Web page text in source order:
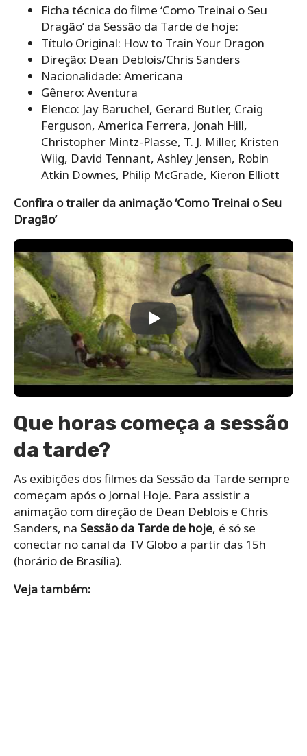
Ficha técnica do filme ‘Como Treinai o Seu
Dragão’ da Sessão da Tarde de hoje:
Título Original: How to Train Your Dragon
Direção: Dean Deblois/Chris Sanders
Nacionalidade: Americana
Gênero: Aventura
Elenco: Jay Baruchel, Gerard Butler, Craig
Ferguson, America Ferrera, Jonah Hill,
Christopher Mintz-Plasse, T. J. Miller, Kristen
Wiig, David Tennant, Ashley Jensen, Robin
Atkin Downes, Philip McGrade, Kieron Elliott
Confira o trailer da animação ‘Como Treinai o Seu
Dragão’
Que horas começa a sessão
da tarde?
As exibições dos filmes da Sessão da Tarde sempre
começam após o Jornal Hoje. Para assistir a
animação com direção de Dean Deblois e Chris
Sanders, na Sessão da Tarde de hoje, é só se
conectar no canal da TV Globo a partir das 15h
(horário de Brasília).
Veja também: